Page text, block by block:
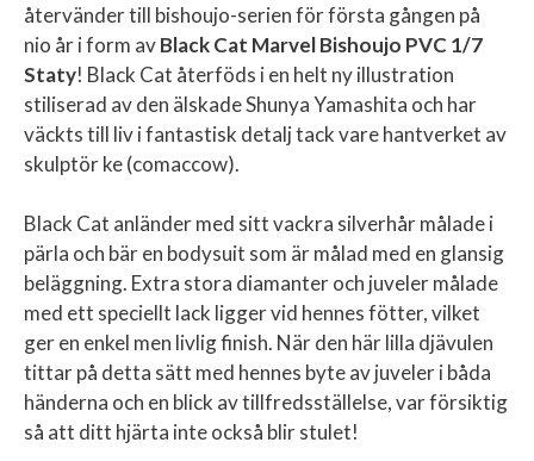
återvänder till bishoujo-serien för första gången på
nio år i form avBlack Cat Marvel Bishoujo PVC 1/7
Staty! Black Cat återföds i en helt ny illustration
stiliserad av den älskade Shunya Yamashita och har
väckts till liv i fantastisk detalj tack vare hantverket av
skulptör ke (comaccow).
Black Cat anländer med sitt vackra silverhår målade i
pärla och bär en bodysuit som är målad med en glansig
beläggning. Extra stora diamanter och juveler målade
med ett speciellt lack ligger vid hennes fötter, vilket
ger en enkel men livlig finish. När den här lilla djävulen
tittar på detta sätt med hennes byte av juveler i båda
händerna och en blick av tillfredsställelse, var försiktig
så att ditt hjärta inte också blir stulet!